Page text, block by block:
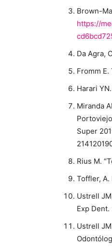
Brown-
https://
Da Agra,
Fromm E.
Harari
Miranda
Super
Rius M.
Toffler, A.
Ustrell
Exp Dent.
Ustrell